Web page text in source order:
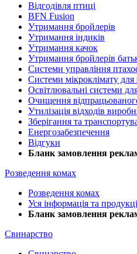
Відгодівля птиці
BFN Fusion
Утримання бройлерів
Утримання індиків
Утримання качок
Утримання бройлерів
Системи управління
Системи мікроклімату
Освітлювальні системи
Очищення
Утилізація відходів
Зберігання та
Енергозабезпечення
Відгуки
Бланк замовлення
Розведення комах
Розведення комах
Уся інформація та
Бланк замовлення
Свинарство